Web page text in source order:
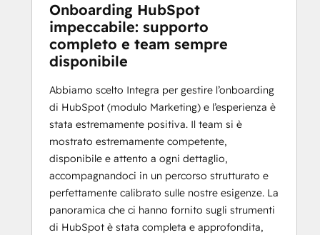
Onboarding HubSpot
impeccabile: supporto
completo e team sempre
disponibile
Abbiamo scelto Integra per gestire l’onboarding
di HubSpot (modulo Marketing) e l’esperienza è
stata estremamente positiva. Il team si è
mostrato estremamente competente,
disponibile e attento a ogni dettaglio,
accompagnandoci in un percorso strutturato e
perfettamente calibrato sulle nostre esigenze. La
panoramica che ci hanno fornito sugli strumenti
di HubSpot è stata completa e approfondita,